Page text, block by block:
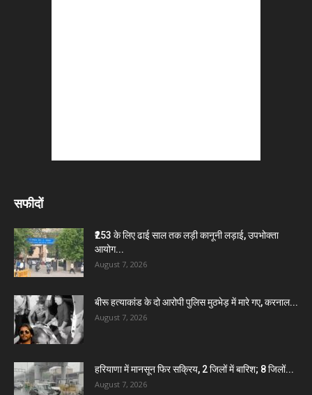
सफीदों
₹253 के लिए ढाई साल तक लड़ी कानूनी लड़ाई, उपभोक्ता
आयोग...
August 7, 2026
बीरू हत्याकांड के दो आरोपी पुलिस मुठभेड़ में मारे गए, करनाल...
August 7, 2026
हरियाणा में मानसून फिर सक्रिय, 2 जिलों में बारिश; 8 जिलों...
August 7, 2026